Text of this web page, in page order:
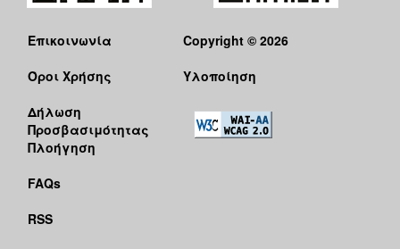
Επικοινωνία
Όροι Χρήσης
Δήλωση
Προσβασιμότητας
Πλοήγηση
FAQs
RSS
Copyright © 2026
Υλοποίηση